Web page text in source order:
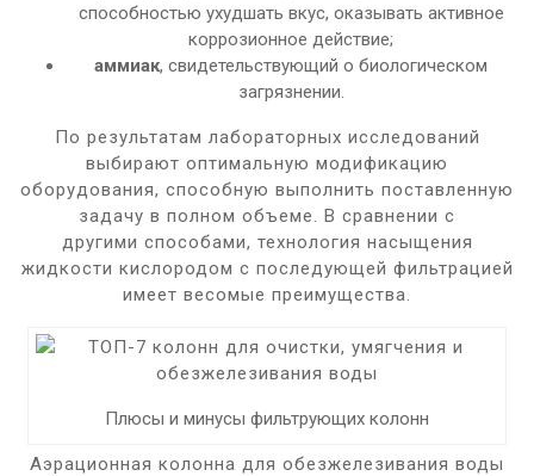
способностью ухудшать вкус, оказывать активное
коррозионное действие;
аммиак, свидетельствующий о биологическом
загрязнении.
По результатам лабораторных исследований
выбирают оптимальную модификацию
оборудования, способную выполнить поставленную
задачу в полном объеме. В сравнении с
другими способами, технология насыщения
жидкости кислородом с последующей фильтрацией
имеет весомые преимущества.
Плюсы и минусы фильтрующих колонн
Аэрационная колонна для обезжелезивания воды